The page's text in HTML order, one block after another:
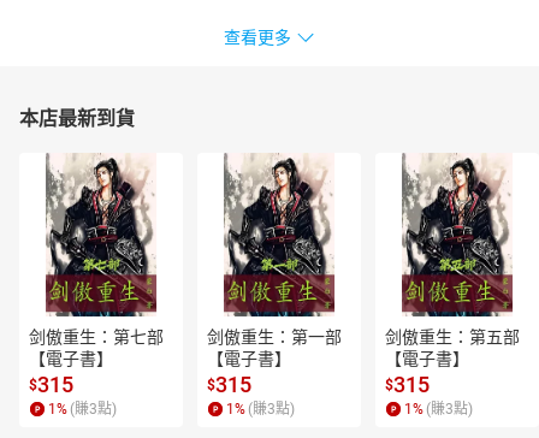
查看更多
本店最新到貨
剑傲重生：第七部
【電子書】
$315
1 % (賺3點)
剑傲重生：第一部
【電子書】
$315
1 % (賺3點)
剑傲重生：第五部
【電子書】
$315
1 % (賺3點)